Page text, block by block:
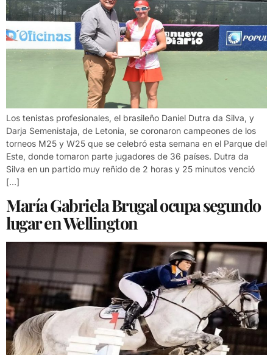
Los tenistas profesionales, el brasileño Daniel Dutra da Silva, y
Darja Semenistaja, de Letonia, se coronaron campeones de los
torneos M25 y W25 que se celebró esta semana en el Parque del
Este, donde tomaron parte jugadores de 36 países. Dutra da
Silva en un partido muy reñido de 2 horas y 25 minutos venció
[…]
María Gabriela Brugal ocupa segundo
lugar en Wellington